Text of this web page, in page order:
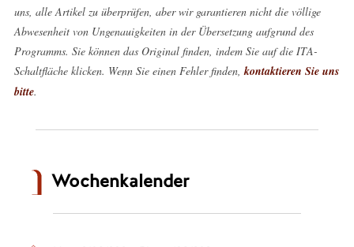
uns, alle Artikel zu überprüfen, aber wir garantieren nicht die völlige
Abwesenheit von Ungenauigkeiten in der Übersetzung aufgrund des
Programms. Sie können das Original finden, indem Sie auf die ITA-
Schaltfläche klicken. Wenn Sie einen Fehler finden, kontaktieren Sie uns
bitte.
Wochenkalender